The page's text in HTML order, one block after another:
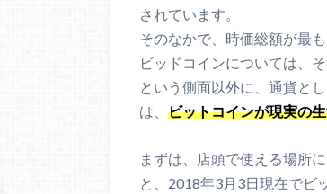
されています。
そのなかで、時価総額が最
ビッドコインについては、
という側面以外に、通貨と
は、 ビットコインが現実の
まずは、店頭で使える場所に
と、2018年3月3日現在でビ